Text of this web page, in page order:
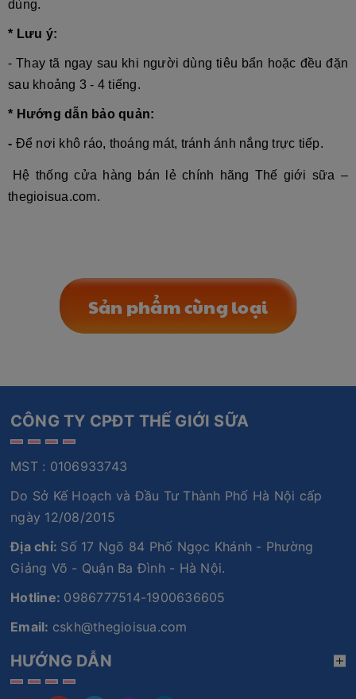
dùng.
* Lưu ý:
- Thay tã ngay sau khi người dùng tiêu bẩn hoặc đều đặn
sau khoảng 3 - 4 tiếng.
* Hướng dẫn bảo quản:
- Để nơi khô ráo, thoáng mát, tránh ánh nắng trực tiếp.
Hệ thống cửa hàng bán lẻ chính hãng Thế giới sữa –
thegioisua.com.
Sản phẩm cùng loại
CÔNG TY CPĐT THẾ GIỚI SỮA
MST : 0106933743
Do Sở Kế Hoạch và Đầu Tư Thành Phố Hà Nội cấp
ngày 12/08/2015
Địa chỉ: Số 17 Ngõ 84 Phố Ngọc Khánh - Phường
Giảng Võ - Quận Ba Đình - Hà Nội.
Hotline: 0986777514-1900636605
Email: cskh@thegioisua.com
HƯỚNG DẪN